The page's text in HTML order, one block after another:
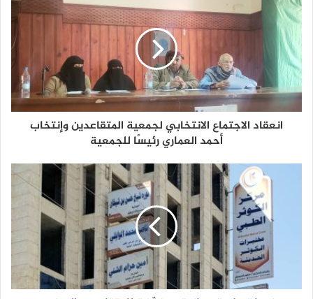
انعقاد الاجتماع الانتخابي لجمعية المتقاعدين وإنتخاب
أحمد العماري رئيسًا للجمعية